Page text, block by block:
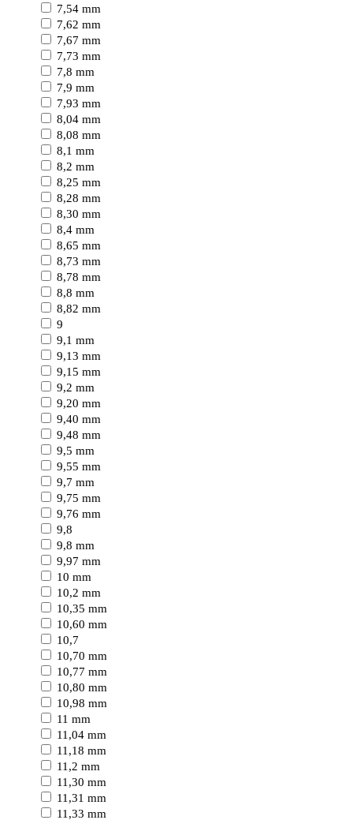
7,54 mm
7,62 mm
7,67 mm
7,73 mm
7,8 mm
7,9 mm
7,93 mm
8,04 mm
8,08 mm
8,1 mm
8,2 mm
8,25 mm
8,28 mm
8,30 mm
8,4 mm
8,65 mm
8,73 mm
8,78 mm
8,8 mm
8,82 mm
9
9,1 mm
9,13 mm
9,15 mm
9,2 mm
9,20 mm
9,40 mm
9,48 mm
9,5 mm
9,55 mm
9,7 mm
9,75 mm
9,76 mm
9,8
9,8 mm
9,97 mm
10 mm
10,2 mm
10,35 mm
10,60 mm
10,7
10,70 mm
10,77 mm
10,80 mm
10,98 mm
11 mm
11,04 mm
11,18 mm
11,2 mm
11,30 mm
11,31 mm
11,33 mm